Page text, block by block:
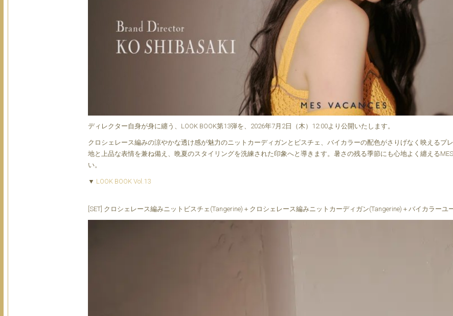
ディレクター自身が身に纏う、LOOK BOOK第13弾を、2026年7月2日（木）12:00より公開いたします。
クロシェレース編みの涼やかな透け感が魅力のニットカーディガンとビスチェ、バイカラーの配色がさりげなく映えるプ
地と上品な表情を兼ね備え、晩夏のスタイリングを洗練された印象へと導きます。暑さの残る季節にも心地よく纏える
い。
▼ LOOK BOOK Vol.13
[SET] クロシェレース編みニットビスチェ(Tangerine)＋クロシェレース編みニットカーディガン(Tangerine)＋バイカラーユ